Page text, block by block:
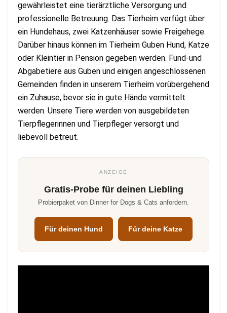
gewährleistet eine tierärztliche Versorgung und
professionelle Betreuung. Das Tierheim verfügt über
ein Hundehaus, zwei Katzenhäuser sowie Freigehege.
Darüber hinaus können im Tierheim Guben Hund, Katze
oder Kleintier in Pension gegeben werden. Fund-und
Abgabetiere aus Guben und einigen angeschlossenen
Gemeinden finden in unserem Tierheim vorübergehend
ein Zuhause, bevor sie in gute Hände vermittelt
werden. Unsere Tiere werden von ausgebildeten
Tierpflegerinnen und Tierpfleger versorgt und
liebevoll betreut.
ANZEIGE
Gratis-Probe für deinen Liebling
Probierpaket von Dinner for Dogs & Cats anfordern.
Für deinen Hund Für deine Katze